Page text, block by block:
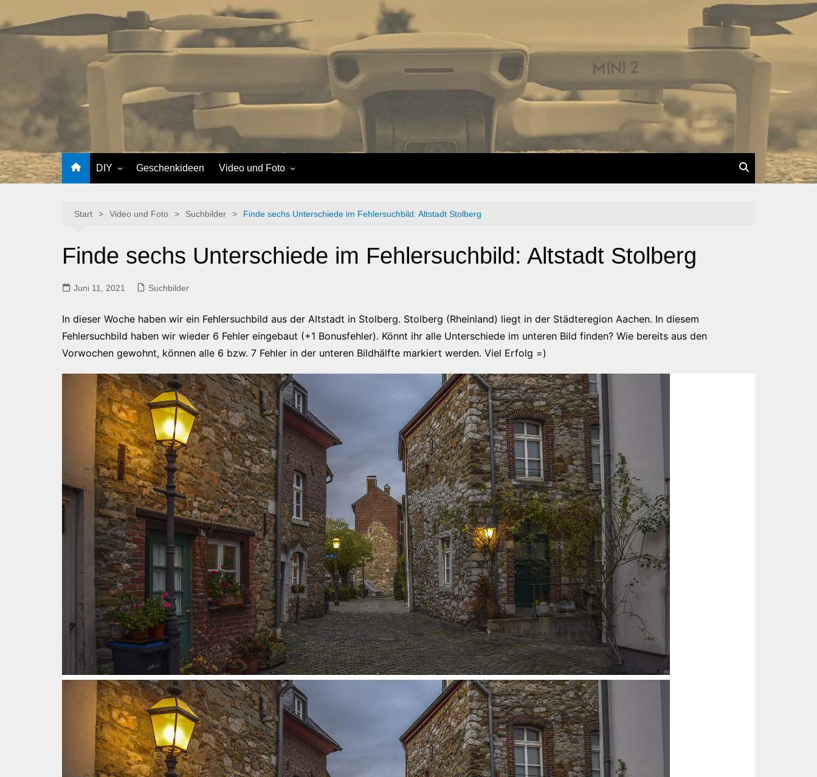
Inhalt
springen
DIY
Smarthome
Geschenkideen Video und Foto
Drohne
Start Video und Foto Suchbilder Finde sechs Unterschiede im Fehlersuchbild: Altstadt Stolberg
Finde sechs Unterschiede im Fehlersuchbild: Altstadt Stolberg
Juni 11, 2021 Suchbilder
In dieser Woche haben wir ein Fehlersuchbild aus der Altstadt in Stolberg. Stolberg (Rheinland) liegt in der Städteregion Aachen. In diesem
Fehlersuchbild haben wir wieder 6 Fehler eingebaut (+1 Bonusfehler). Könnt ihr alle Unterschiede im unteren Bild finden? Wie bereits aus den
Vorwochen gewohnt, können alle 6 bzw. 7 Fehler in der unteren Bildhälfte markiert werden. Viel Erfolg =)